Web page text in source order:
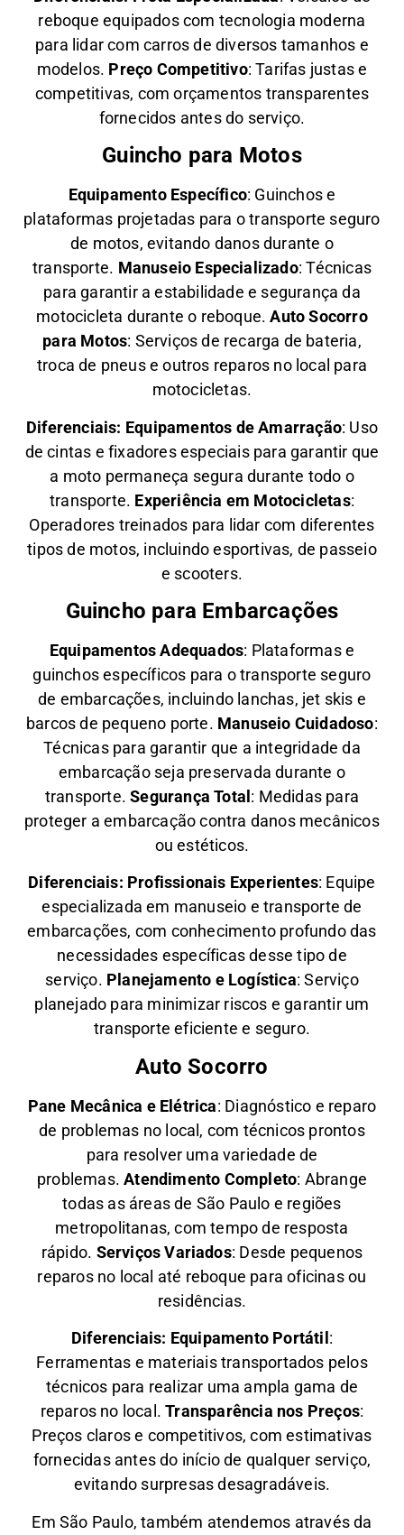
reboque equipados com tecnologia moderna
para lidar com carros de diversos tamanhos e
modelos. Preço Competitivo: Tarifas justas e
competitivas, com orçamentos transparentes
fornecidos antes do serviço.
Guincho para Motos
Equipamento Específico: Guinchos e
plataformas projetadas para o transporte seguro
de motos, evitando danos durante o
transporte. Manuseio Especializado: Técnicas
para garantir a estabilidade e segurança da
motocicleta durante o reboque.Auto Socorro
para Motos: Serviços de recarga de bateria,
troca de pneus e outros reparos no local para
motocicletas.
Diferenciais: Equipamentos de Amarração: Uso
de cintas e fixadores especiais para garantir que
a moto permaneça segura durante todo o
transporte. Experiência em Motocicletas:
Operadores treinados para lidar com diferentes
tipos de motos, incluindo esportivas, de passeio
e scooters.
Guincho para Embarcações
Equipamentos Adequados: Plataformas e
guinchos específicos para o transporte seguro
de embarcações, incluindo lanchas, jet skis e
barcos de pequeno porte. Manuseio Cuidadoso:
Técnicas para garantir que a integridade da
embarcação seja preservada durante o
transporte.Segurança Total : Medidas para
proteger a embarcação contra danos mecânicos
ou estéticos.
Diferenciais: Profissionais Experientes: Equipe
especializada em manuseio e transporte de
embarcações, com conhecimento profundo das
necessidades específicas desse tipo de
serviço. Planejamento e Logística: Serviço
planejado para minimizar riscos e garantir um
transporte eficiente e seguro.
Auto Socorro
Pane Mecânica e Elétrica: Diagnóstico e reparo
de problemas no local, com técnicos prontos
para resolver uma variedade de
problemas.Atendimento Completo: Abrange
todas as áreas de São Paulo e regiões
metropolitanas, com tempo de resposta
rápido. Serviços Variados: Desde pequenos
reparos no local até reboque para oficinas ou
residências.
Diferenciais: Equipamento Portátil :
Ferramentas e materiais transportados pelos
técnicos para realizar uma ampla gama de
reparos no local.Transparência nos Preços:
Preços claros e competitivos, com estimativas
fornecidas antes do início de qualquer serviço,
evitando surpresas desagradáveis.
Em São Paulo, também atendemos através da